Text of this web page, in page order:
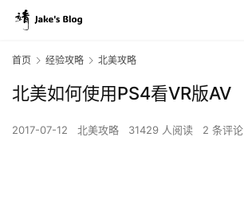
首页 经验攻略 北美攻略
北美如何使用PS4看VR版AV
2017-07-12 北美攻略 31429 人阅读 2 条评论